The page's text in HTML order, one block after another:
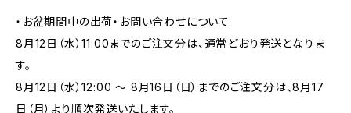
・お盆期間中の出荷・お問い合わせについて
8月12日（水）11:00までのご注文分は、通常どおり発送となりま
す。
8月12日（水）12:00 ～ 8月16日（日）までのご注文分は、8月17
日（月）より順次発送いたします。